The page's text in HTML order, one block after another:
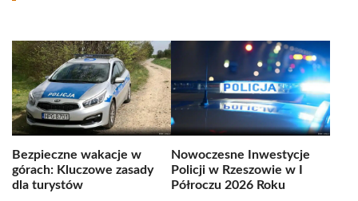
Bezpieczne wakacje w
górach: Kluczowe zasady
dla turystów
Nowoczesne Inwestycje
Policji w Rzeszowie w I
Półroczu 2026 Roku